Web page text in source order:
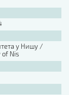
у Нишу /
of Nis